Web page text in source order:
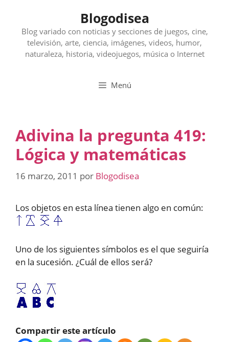
contenido
Blogodisea
Blog variado con noticias y secciones de juegos, cine,
televisión, arte, ciencia, imágenes, videos, humor,
naturaleza, historia, videojuegos, música o Internet
Menú
Adivina la pregunta 419:
Lógica y matemáticas
16 marzo, 2011 por Blogodisea
Los objetos en esta línea tienen algo en común:
Uno de los siguientes símbolos es el que seguiría
en la sucesión. ¿Cuál de ellos será?
Compartir este artículo